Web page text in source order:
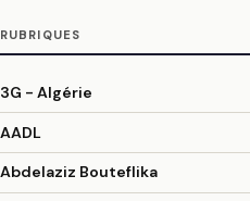
RUBRIQUES
3G - Algérie
AADL
Abdelaziz Bouteflika